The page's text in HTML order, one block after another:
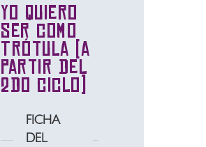
Yo quiero
ser como
Trótula (a
partir del
2do ciclo)
FICHA
DEL